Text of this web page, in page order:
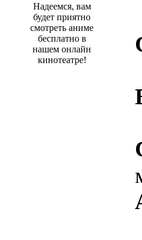
Надеемся, вам
будет приятно
смотреть аниме
бесплатно в
нашем онлайн
кинотеатре!